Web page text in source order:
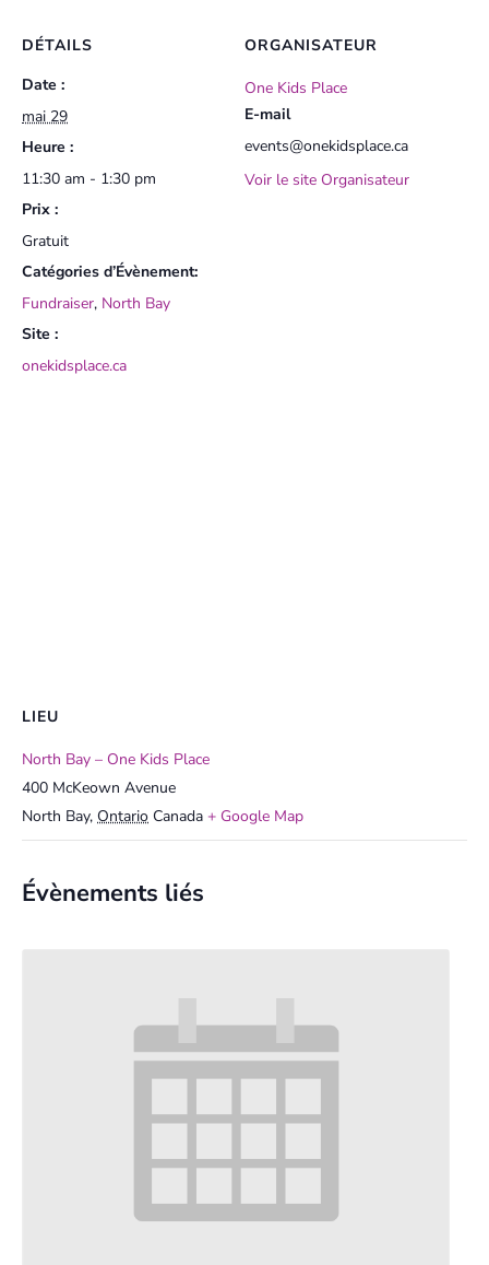
DÉTAILS
Date :
mai 29
Heure :
11:30 am - 1:30 pm
Prix :
Gratuit
Catégories d’Évènement:
Fundraiser, North Bay
Site :
onekidsplace.ca
ORGANISATEUR
One Kids Place
E-mail
events@onekidsplace.ca
Voir le site Organisateur
LIEU
North Bay – One Kids Place
400 McKeown Avenue
North Bay, Ontario Canada + Google Map
Évènements liés